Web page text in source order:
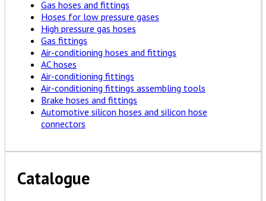
Gas hoses and fittings
Hoses for low pressure gases
High pressure gas hoses
Gas fittings
Air-conditioning hoses and fittings
AC hoses
Air-conditioning fittings
Air-conditioning fittings assembling tools
Brake hoses and fittings
Automotive silicon hoses and silicon hose
connectors
Catalogue